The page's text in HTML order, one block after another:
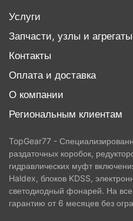
Услуги
Запчасти, узлы и агрегаты
Контакты
Оплата и доставка
О компании
Региональным клиентам
TopGear77 -
раздаточных коробок,
гидравлических муфт
Haldex, блоков KDSS,
светодиодный фонарей. На
гарантию от 6 месяцев без